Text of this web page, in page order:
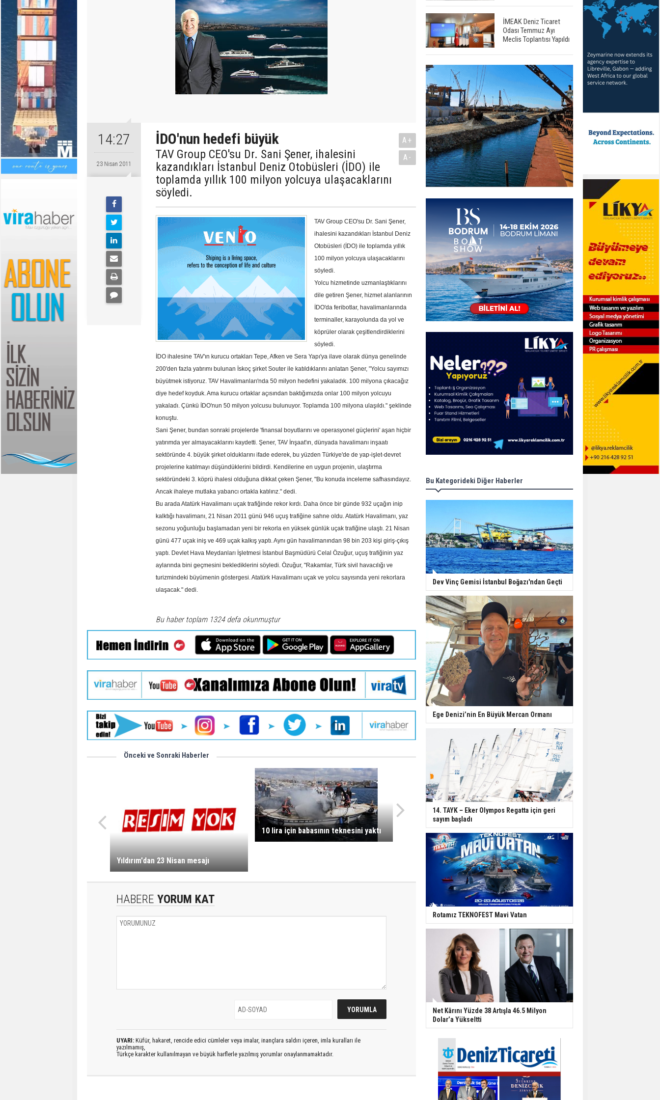
14:27
23 Nisan 2011
İDO'nun hedefi büyük
TAV Group CEO'su Dr. Sani Şener, ihalesini
kazandıkları İstanbul Deniz Otobüsleri (İDO) ile
toplamda yıllık 100 milyon yolcuya ulaşacaklarını
söyledi.
A+
A-
TAV Group CEO'su Dr. Sani Şener,
ihalesini kazandıkları İstanbul Deniz
Otobüsleri (İDO) ile toplamda yıllık
100 milyon yolcuya ulaşacaklarını
söyledi.
Yolcu hizmetinde uzmanlaştıklarını
dile getiren Şener, hizmet alanlarının
İDO'da feribotlar, havalimanlarında
terminaller, karayolunda da yol ve
köprüler olarak çeşitlendirdiklerini
söyledi.
İDO ihalesine TAV'ın kurucu ortakları Tepe, Afken ve Sera Yapı'ya ilave olarak dünya genelinde
200'den fazla yatırımı bulunan İskoç şirket Souter ile katıldıklarını anlatan Şener, "Yolcu sayımızı
büyütmek istiyoruz. TAV Havalimanları'nda 50 milyon hedefini yakaladık. 100 milyona çıkacağız
diye hedef koyduk. Ama kurucu ortaklar açısından baktığımızda onlar 100 milyon yolcuyu
yakaladı. Çünkü İDO'nun 50 milyon yolcusu bulunuyor. Toplamda 100 milyona ulaşıldı." şeklinde
konuştu.
Sani Şener, bundan sonraki projelerde 'finansal boyutlarını ve operasyonel güçlerini' aşan hiçbir
yatırımda yer almayacaklarını kaydetti. Şener, TAV İnşaat'ın, dünyada havalimanı inşaatı
sektöründe 4. büyük şirket olduklarını ifade ederek, bu yüzden Türkiye'de de yap-işlet-devret
projelerine katılmayı düşündüklerini bildirdi. Kendilerine en uygun projenin, ulaştırma
sektöründeki 3. köprü ihalesi olduğuna dikkat çeken Şener, "Bu konuda inceleme safhasındayız.
Ancak ihaleye mutlaka yabancı ortakla katılırız." dedi.
Bu arada Atatürk Havalimanı uçak trafiğinde rekor kırdı. Daha önce bir günde 932 uçağın inip
kalktığı havalimanı, 21 Nisan 2011 günü 946 uçuş trafiğine sahne oldu. Atatürk Havalimanı, yaz
sezonu yoğunluğu başlamadan yeni bir rekorla en yüksek günlük uçak trafiğine ulaştı. 21 Nisan
günü 477 uçak iniş ve 469 uçak kalkış yaptı. Aynı gün havalimanından 98 bin 203 kişi giriş-çıkış
yaptı. Devlet Hava Meydanları İşletmesi İstanbul Başmüdürü Celal Özuğur, uçuş trafiğinin yaz
aylarında bini geçmesini beklediklerini söyledi. Özuğur, "Rakamlar, Türk sivil havacılığı ve
turizmindeki büyümenin göstergesi. Atatürk Havalimanı uçak ve yolcu sayısında yeni rekorlara
ulaşacak." dedi.
Bu haber toplam 1324 defa okunmuştur
Önceki ve Sonraki Haberler
Yıldırım'dan 23 Nisan mesajı
10 lira için babasının teknesini yaktı
HABERE YORUM KAT
UYARI: Küfür, hakaret, rencide edici cümleler veya imalar, inançlara saldırı içeren, imla kuralları ile
yazılmamış,
Türkçe karakter kullanılmayan ve büyük harflerle yazılmış yorumlar onaylanmamaktadır.
İMEAK Deniz Ticaret
Odası Temmuz Ayı
Meclis Toplantısı Yapıldı
Bu Kategorideki Diğer Haberler
Dev Vinç Gemisi İstanbul Boğazı'ndan Geçti
Ege Denizi’nin En Büyük Mercan Ormanı
14. TAYK – Eker Olympos Regatta için geri
sayım başladı
Rotamız TEKNOFEST Mavi Vatan
Net Kârını Yüzde 38 Artışla 46.5 Milyon
Dolar’a Yükseltti